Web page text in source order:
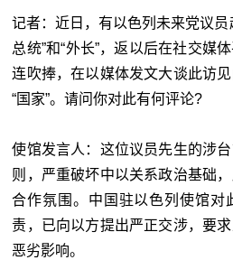
记者：近日，有以色列未来党议员
总统”和“外长”，返以后在社交媒
连吹捧，在以媒体发文大谈此访
“国家”。请问你对此有何评论?
使馆发言人：这位议员先生的涉
则，严重破坏中以关系政治基础
合作氛围。中国驻以色列使馆对
责，已向以方提出严正交涉，要
恶劣影响。